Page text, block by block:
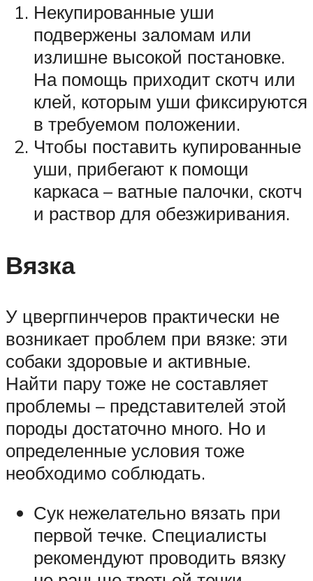
Некупированные уши
подвержены заломам или
излишне высокой постановке.
На помощь приходит скотч или
клей, которым уши фиксируются
в требуемом положении.
Чтобы поставить купированные
уши, прибегают к помощи
каркаса – ватные палочки, скотч
и раствор для обезжиривания.
Вязка
У цвергпинчеров практически не
возникает проблем при вязке: эти
собаки здоровые и активные.
Найти пару тоже не составляет
проблемы – представителей этой
породы достаточно много. Но и
определенные условия тоже
необходимо соблюдать.
Сук нежелательно вязать при
первой течке. Специалисты
рекомендуют проводить вязку